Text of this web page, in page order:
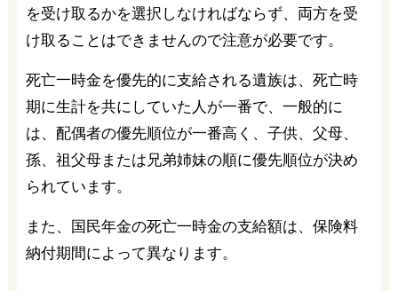
を受け取るかを選択しなければならず、両方を受
け取ることはできませんので注意が必要です。
死亡一時金を優先的に支給される遺族は、死亡時
期に生計を共にしていた人が一番で、一般的に
は、配偶者の優先順位が一番高く、子供、父母、
孫、祖父母または兄弟姉妹の順に優先順位が決め
られています。
また、国民年金の死亡一時金の支給額は、保険料
納付期間によって異なります。